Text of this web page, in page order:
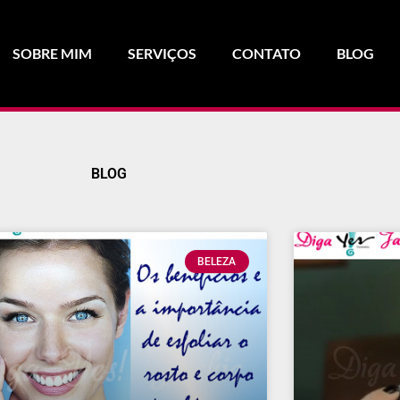
SOBRE MIM SERVIÇOS CONTATO BLOG
BLOG
BELEZA